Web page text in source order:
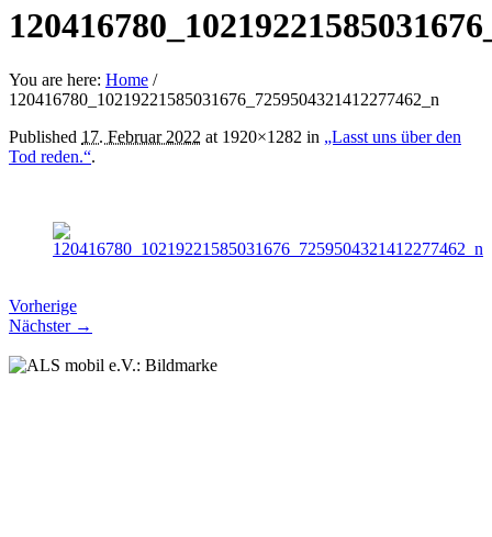
You are here: Home /
120416780_10219221585031676_7259504321412277462_n
Published 17. Februar 2022 at 1920×1282 in „Lasst uns über den
Tod reden.“.
Vorherige
Nächster →